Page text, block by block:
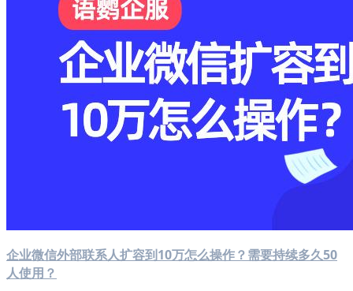
企业微信外部联系人扩容到10万怎么操作？需要持续多久50
人使用？